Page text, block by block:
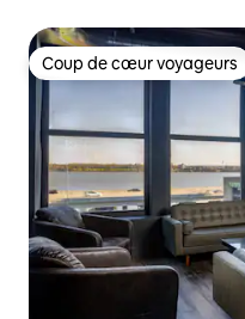
Coup de cœur voyageurs
Coup de cœur voyageurs